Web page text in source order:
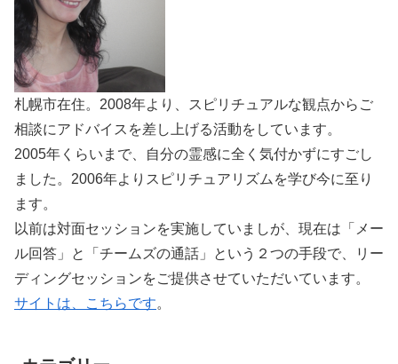
札幌市在住。2008年より、スピリチュアルな観点からご
相談にアドバイスを差し上げる活動をしています。
2005年くらいまで、自分の霊感に全く気付かずにすごし
ました。2006年よりスピリチュアリズムを学び今に至り
ます。
以前は対面セッションを実施していましが、現在は「メー
ル回答」と「チームズの通話」という２つの手段で、リー
ディングセッションをご提供させていただいています。
サイトは、こちらです。